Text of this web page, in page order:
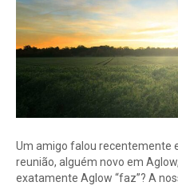
Um amigo falou recentemente
reunião, alguém novo em
exatamente Aglow “faz”? A